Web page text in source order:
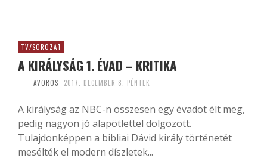
TV/SOROZAT
A KIRÁLYSÁG 1. ÉVAD – KRITIKA
AVOROS 2017. DECEMBER 8. PÉNTEK
A királyság az NBC-n összesen egy évadot élt meg,
pedig nagyon jó alapötlettel dolgozott.
Tulajdonképpen a bibliai Dávid király történetét
mesélték el modern díszletek...